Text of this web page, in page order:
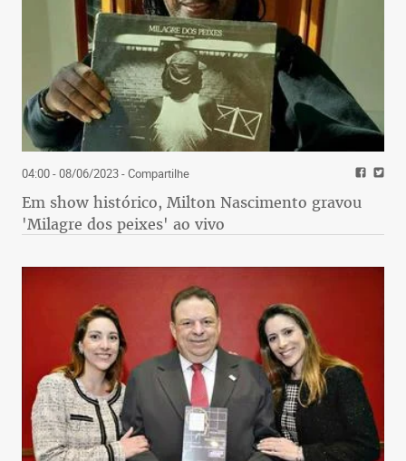
04:00 - 08/06/2023- Compartilhe
Em show histórico, Milton Nascimento gravou
'Milagre dos peixes' ao vivo